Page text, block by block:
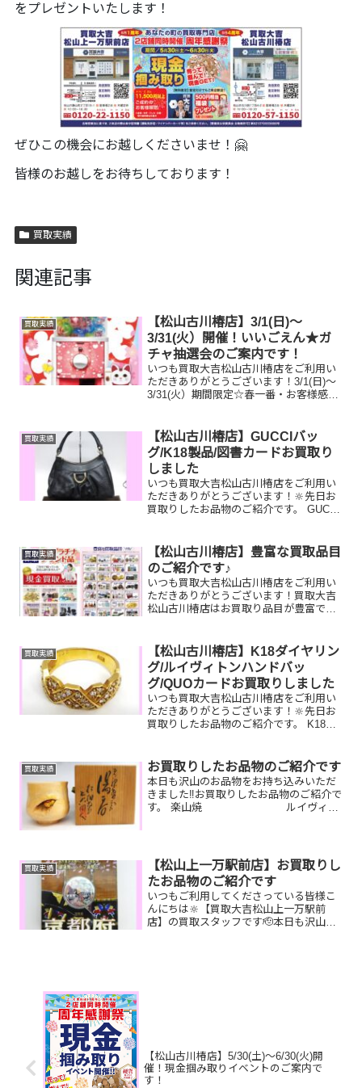
をプレゼントいたします！
ぜひこの機会にお越しくださいませ！🤗
皆様のお越しをお待ちしております！
買取実績
関連記事
買取実績
【松山古川椿店】3/1(日)～
3/31(火）開催！いいごえん★ガ
チャ抽選会のご案内です！
いつも買取大吉松山古川椿店をご利用い
ただきありがとうございます！3/1(日)～
3/31(火）期間限定☆春一番・お客様感謝
11,500円以上ご成約のお客様限定でご参
加いただけ...
買取実績
【松山古川椿店】GUCCIバッ
グ/K18製品/図書カードお買取り
しました
いつも買取大吉松山古川椿店をご利用い
ただきありがとうございます！🔆先日お
買取りしたお品物のご紹介です。 GUCCI
か？ぜひ買取大吉松山古川椿店にお査定
させてくだ...
買取実績
【松山古川椿店】豊富な買取品目
のご紹介です♪
いつも買取大吉松山古川椿店をご利用い
ただきありがとうございます！買取大吉
松山古川椿店はお買取り品目が豊富で
たものや、片手でお持ちいただけるもの
ならお買取りできるお品が...
買取実績
【松山古川椿店】K18ダイヤリン
グ/ルイヴィトンハンドバッ
グ/QUOカードお買取りしました
いつも買取大吉松山古川椿店をご利用い
ただきありがとうございます！🔆先日お
買取りしたお品物のご紹介です。 K18ダ
品物はございませんか？ぜひ買取大吉松
山古川椿店にお...
買取実績 お買取りしたお品物のご紹介です
本日も沢山のお品物をお持ち込みいただ
きました‼️お買取りしたお品物のご紹介で
す。 楽山焼 ルイヴィト
いない商品券をま...
買取実績
【松山上一万駅前店】お買取りし
たお品物のご紹介です
いつもご利用してくださっている皆様こ
んにちは🔆【買取大吉松山上一万駅前
店】の買取スタッフです🫡本日も沢山の
【松山古川椿店】5/30(土)～6/30(火)開
催！現金掴み取りイベントのご案内で
す！